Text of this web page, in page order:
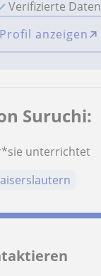
Verifizierte Daten
Profil anzeigen
Suruchi:
unterrichtet